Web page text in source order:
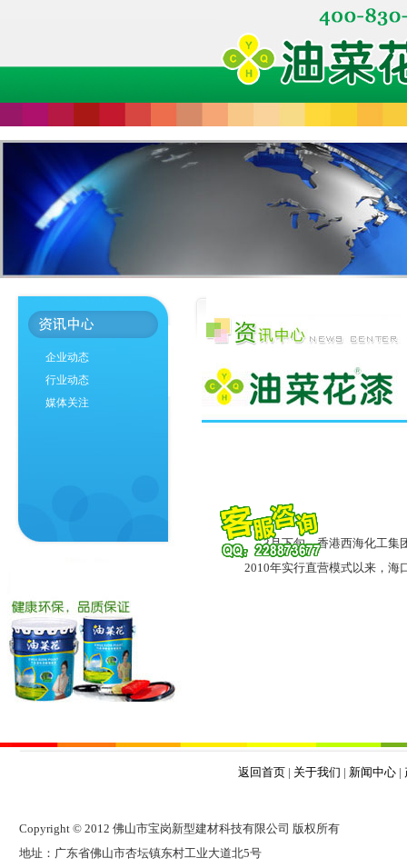
企业动态
行业动态
媒体关注
3月下旬，香港西海化工集
2010年实行直营模式以来，海
返回首页 | 关于我们 | 新闻中心 |
Copyright © 2012 佛山市宝岗新型建材科技有限公司 版权所有
地址：广东省佛山市杏坛镇东村工业大道北5号